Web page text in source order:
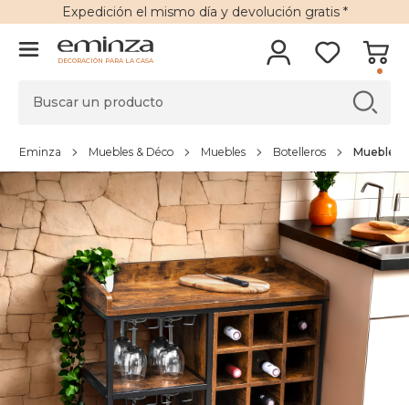
Expedición el mismo día y devolución gratis*
DECORACIÓN PARA LA CASA
Eminza Muebles & Déco Muebles Botelleros Mueble